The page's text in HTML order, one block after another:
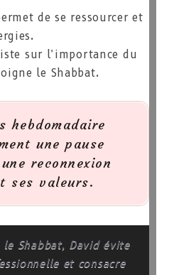
de se ressourcer et
sur l’importance du
le Shabbat.
hebdomadaire
une pause
reconnexion
ses valeurs.
Shabbat, David évite
et consacre